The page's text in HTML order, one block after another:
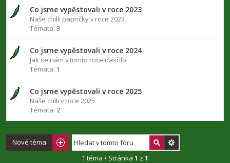
Co jsme vypěstovali v roce 2023
Naše chilli papričky v roce 2023
Témata: 3
Co jsme vypěstovali v roce 2024
Jak se nám v tomto roce dasřilo
Témata: 1
Co jsme vypěstovali v roce 2025
Naše chlli v roce 2025
Témata: 2
Nové téma
1 téma • Stránka 1 z 1